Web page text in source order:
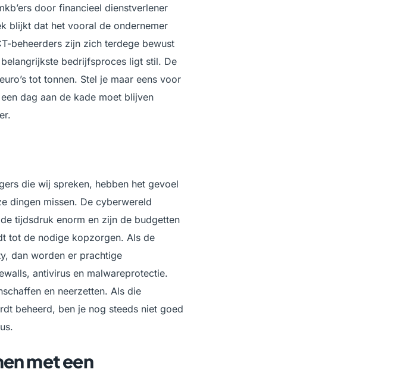
door financieel dienstverlener
blijkt dat het vooral de ondernemer
beheerders zijn zich terdege bewust
bedrijfsproces ligt stil. De
tot tonnen. Stel je maar eens voor
dag aan de kade moet blijven
die wij spreken, hebben het gevoel
dingen missen. De cyberwereld
tijdsdruk enorm en zijn de budgetten
tot de nodige kopzorgen. Als de
dan worden er prachtige
antivirus en malwareprotectie.
en neerzetten. Als die
beheerd, ben je nog steeds niet goed
met een